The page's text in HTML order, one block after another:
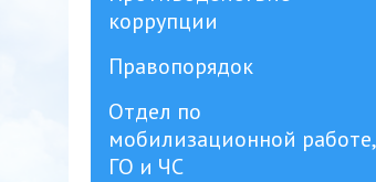
коррупции
Правопорядок
Отдел по
мобилизационной работе,
ГО и ЧС